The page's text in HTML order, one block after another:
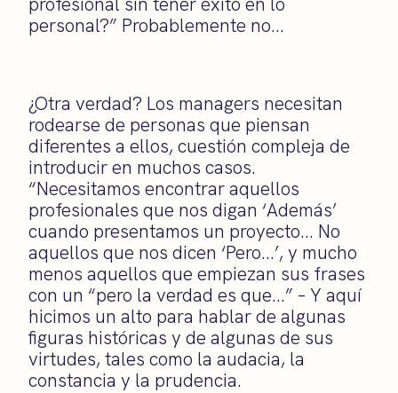
personal?” Probablemente no…
¿Otra verdad? Los managers necesitan
rodearse de personas que piensan
diferentes a ellos, cuestión compleja de
introducir en muchos casos.
“Necesitamos encontrar aquellos
profesionales que nos digan ‘Además’
cuando presentamos un proyecto… No
aquellos que nos dicen ‘Pero…’, y mucho
menos aquellos que empiezan sus frases
con un “pero la verdad es que…” – Y aquí
hicimos un alto para hablar de algunas
figuras históricas y de algunas de sus
virtudes, tales como la audacia, la
constancia y la prudencia.